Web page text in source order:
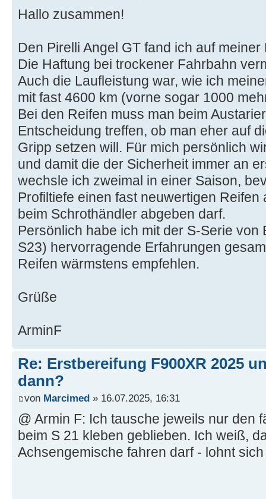
Hallo zusammen!
Den Pirelli Angel GT fand ich auf
Die Haftung bei trockener Fahrbahn
Auch die Laufleistung war, wie ich
mit fast 4600 km (vorne sogar 1000
Bei den Reifen muss man beim
Entscheidung treffen, ob man eher auf
Gripp setzen will. Für mich persönlich
und damit die der Sicherheit immer an
wechsle ich zweimal in einer Saison,
Profiltiefe einen fast neuwertigen
beim Schrothändler abgeben darf.
Persönlich habe ich mit der S-Serie von
S23) hervorragende Erfahrungen
Reifen wärmstens empfehlen.
Grüße
ArminF
Re: Erstbereifung F900XR 2025
dann?
von Marcimed » 16.07.2025, 16:31
@ Armin F: Ich tausche jeweils nur den
beim S 21 kleben geblieben. Ich weiß,
Achsengemische fahren darf - lohnt